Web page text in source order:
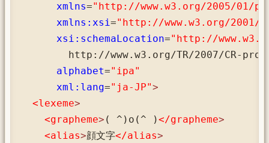
xmlns="http://www.w3.org/2005/01/
xmlns:xsi="http://www.w3.org/2001/
xsi:schemaLocation="http://
http://www.w3.org/TR/2007/CR-
alphabet="ipa"
xml:lang="ja-JP">
<lexeme>
<grapheme> ( ^)o(^ )</grapheme>
<alias>顔文字</alias>